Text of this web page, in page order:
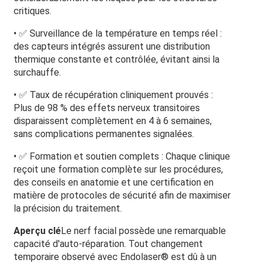
critiques.
• ✅ Surveillance de la température en temps réel :
des capteurs intégrés assurent une distribution
thermique constante et contrôlée, évitant ainsi la
surchauffe.
• ✅ Taux de récupération cliniquement prouvés :
Plus de 98 % des effets nerveux transitoires
disparaissent complètement en 4 à 6 semaines,
sans complications permanentes signalées.
• ✅ Formation et soutien complets : Chaque clinique
reçoit une formation complète sur les procédures,
des conseils en anatomie et une certification en
matière de protocoles de sécurité afin de maximiser
la précision du traitement.
Aperçu cléLe nerf facial possède une remarquable
capacité d'auto-réparation. Tout changement
temporaire observé avec Endolaser® est dû à un